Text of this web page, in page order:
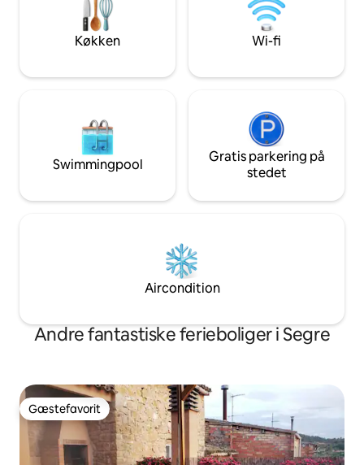
udendørskøkken, grill, fodboldbane,
pickleball-bane og trampoliner.
naturen.
Køkken Wi-fi
Swimmingpool
Gratis parkering på
stedet
Aircondition
Andre fantastiske ferieboliger i Segre
Gæstefavorit
Gæstefavorit